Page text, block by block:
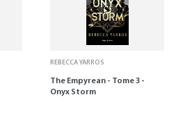
REBECCA YARROS
The Empyrean - Tome 3 -
Onyx Storm